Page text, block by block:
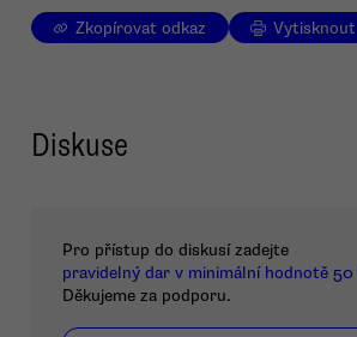
Zkopírovat odkaz Vytisknout
Diskuse
Pro přístup do diskusí zadejte
pravidelný dar v minimální hodnotě 50
Děkujeme za podporu.